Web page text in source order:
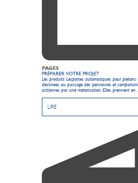
PAGES
PRÉPARER VOTRE PROJET
Les produits Lesportes automatiques pour pietons
destinees au passage des personnes et
actionnes par une motorisation. Elles prennent en ...
LIRE